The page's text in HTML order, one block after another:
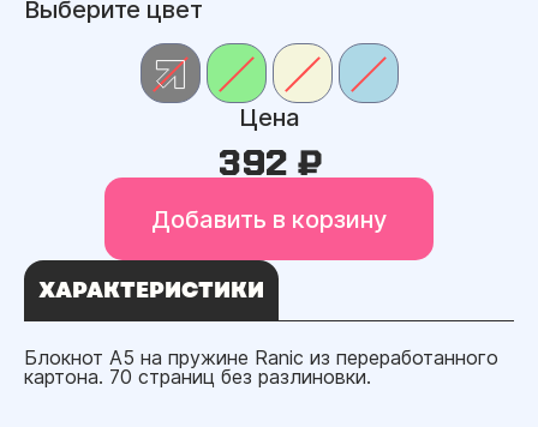
Выберите цвет
Цена
392 ₽
Добавить в корзину
ХАРАКТЕРИСТИКИ
Блокнот А5 на пружине Ranic из переработанного
картона. 70 страниц без разлиновки.